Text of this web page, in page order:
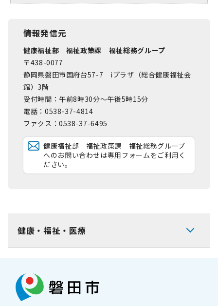
情報発信元
健康福祉部 福祉政策課 福祉総務グループ
〒438-0077
静岡県磐田市国府台57-7 iプラザ（総合健康福祉会
館）3階
受付時間：午前8時30分～午後5時15分
電話：0538-37-4814
ファクス：0538-37-6495
健康福祉部 福祉政策課 福祉総務グループ
へのお問い合わせは専用フォームをご利用く
ださい。
健康・福祉・医療